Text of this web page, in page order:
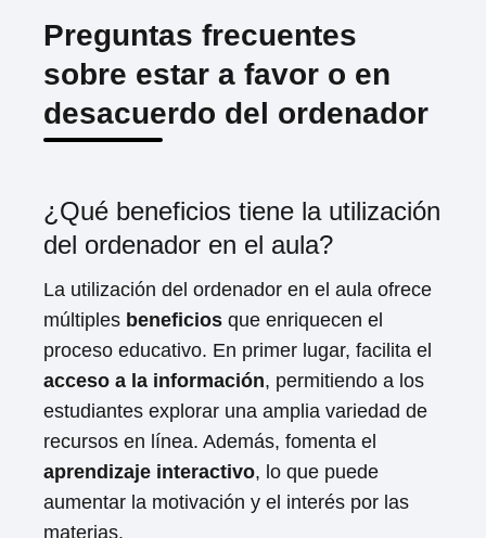
Preguntas frecuentes
sobre estar a favor o en
desacuerdo del ordenador
¿Qué beneficios tiene la utilización
del ordenador en el aula?
La utilización del ordenador en el aula ofrece
múltiples beneficios que enriquecen el
proceso educativo. En primer lugar, facilita el
acceso a la información, permitiendo a los
estudiantes explorar una amplia variedad de
recursos en línea. Además, fomenta el
aprendizaje interactivo, lo que puede
aumentar la motivación y el interés por las
materias.